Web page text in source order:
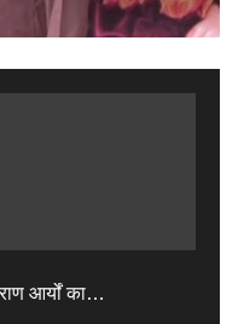
आर्यों का…